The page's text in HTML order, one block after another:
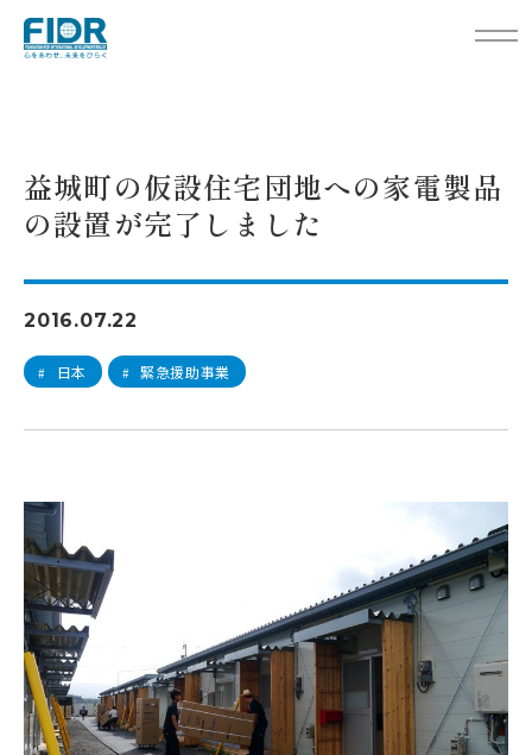
益城町の仮設住宅団地への家電製品の設置が完了しました
益城町の仮設住宅団地への家電製品
の設置が完了しました
2016.07.22
# 日本 # 緊急援助事業